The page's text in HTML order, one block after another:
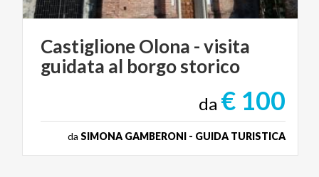
CastiglioneOlona -visita
guidata al borgostorico
da € 100
da SIMONA GAMBERONI - GUIDA TURISTICA